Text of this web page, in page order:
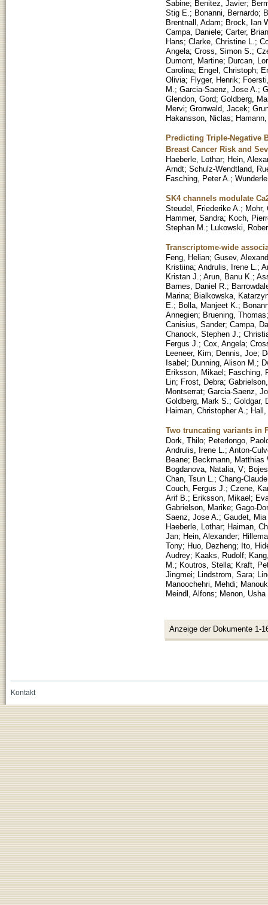
Sabine; Benitez, Javier;
Stig E. ; Bonanni, Bernardo;
Brentnall, Adam; Brock, Ian
Campa, Daniele; Carter,
Hans; Clarke, Christine L. ;
Angela; Cross, Simon S. ;
Dumont, Martine; Durcan,
Carolina; Engel, Christoph;
Olivia; Flyger, Henrik;
M. ; Garcia-Saenz, Jose A. ;
Glendon, Gord; Goldberg,
Mervi; Gronwald, Jacek;
Hakansson, Niclas;
Predicting Triple-Negative
Breast Cancer Risk and
Haeberle, Lothar; Hein,
Arndt; Schulz-Wendtland,
Fasching, Peter A. ;
SK4 channels modulate
Steudel, Friederike A. ; Mohr,
Hammer, Sandra; Koch,
Stephan M. ; Lukowski,
Transcriptome-wide
Feng, Helian; Gusev,
Kristiina; Andrulis, Irene L. ;
Kristan J. ; Arun, Banu K. ;
Barnes, Daniel R. ;
Marina; Bialkowska,
E. ; Bolla, Manjeet K. ;
Annegien; Bruening, Thomas
Canisius, Sander; Campa,
Chanock, Stephen J. ;
Fergus J. ; Cox, Angela;
Leeneer, Kim; Dennis, Joe;
Isabel; Dunning, Alison M. ;
Eriksson, Mikael; Fasching,
Lin; Frost, Debra;
Montserrat; Garcia-Saenz,
Goldberg, Mark S. ; Goldgar,
Haiman, Christopher A. ;
Two truncating variants in
Dork, Thilo; Peterlongo,
Andrulis, Irene L. ; Anton-
Beane; Beckmann, Matthias
Bogdanova, Natalia, V;
Chan, Tsun L. ; Chang-
Couch, Fergus J. ; Czene,
Arif B. ; Eriksson, Mikael;
Gabrielson, Marike; Gago-
Saenz, Jose A. ; Gaudet,
Haeberle, Lothar; Haiman,
Jan; Hein, Alexander;
Tony; Huo, Dezheng; Ito,
Audrey; Kaaks, Rudolf;
M. ; Koutros, Stella; Kraft,
Jingmei; Lindstrom, Sara;
Manoochehri, Mehdi;
Meindl, Alfons; Menon, Usha
Anzeige der Dokumente 1-
Kontakt